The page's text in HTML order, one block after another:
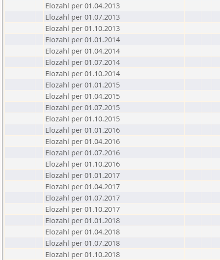
Elozahl per 01.04.2013
Elozahl per 01.07.2013
Elozahl per 01.10.2013
Elozahl per 01.01.2014
Elozahl per 01.04.2014
Elozahl per 01.07.2014
Elozahl per 01.10.2014
Elozahl per 01.01.2015
Elozahl per 01.04.2015
Elozahl per 01.07.2015
Elozahl per 01.10.2015
Elozahl per 01.01.2016
Elozahl per 01.04.2016
Elozahl per 01.07.2016
Elozahl per 01.10.2016
Elozahl per 01.01.2017
Elozahl per 01.04.2017
Elozahl per 01.07.2017
Elozahl per 01.10.2017
Elozahl per 01.01.2018
Elozahl per 01.04.2018
Elozahl per 01.07.2018
Elozahl per 01.10.2018